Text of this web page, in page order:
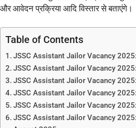
और आवेदन प्रक्रिया आदि विस्तार से बताएंगे।
Table of Contents
JSSC Assistant Jailor Vacancy
JSSC Assistant Jailor Vacancy
JSSC Assistant Jailor Vacancy
JSSC Assistant Jailor Vacancy
JSSC Assistant Jailor Vacancy
JSSC Assistant Jailor Vacancy